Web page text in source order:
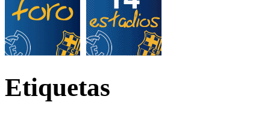
Etiquetas